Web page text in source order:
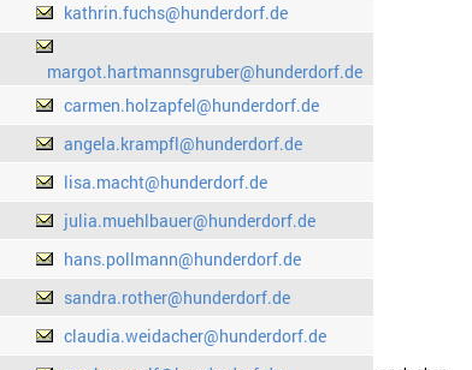
kathrin.fuchs@hunderdorf.de
margot.hartmannsgruber@hunderdorf.de
carmen.holzapfel@hunderdorf.de
angela.krampfl@hunderdorf.de
lisa.macht@hunderdorf.de
julia.muehlbauer@hunderdorf.de
hans.pollmann@hunderdorf.de
sandra.rother@hunderdorf.de
claudia.weidacher@hunderdorf.de